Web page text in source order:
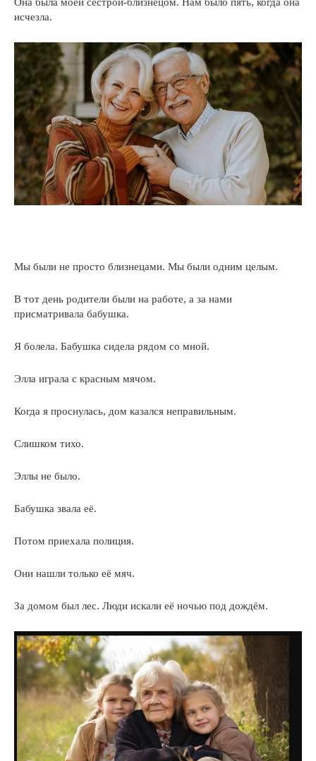
Она была моей сестрой-близнецом. Нам было пять, когда она
исчезла.
Мы были не просто близнецами. Мы были одним целым.
В тот день родители были на работе, а за нами
присматривала бабушка.
Я болела. Бабушка сидела рядом со мной.
Элла играла с красным мячом.
Когда я проснулась, дом казался неправильным.
Слишком тихо.
Эллы не было.
Бабушка звала её.
Потом приехала полиция.
Они нашли только её мяч.
За домом был лес. Люди искали её ночью под дождём.